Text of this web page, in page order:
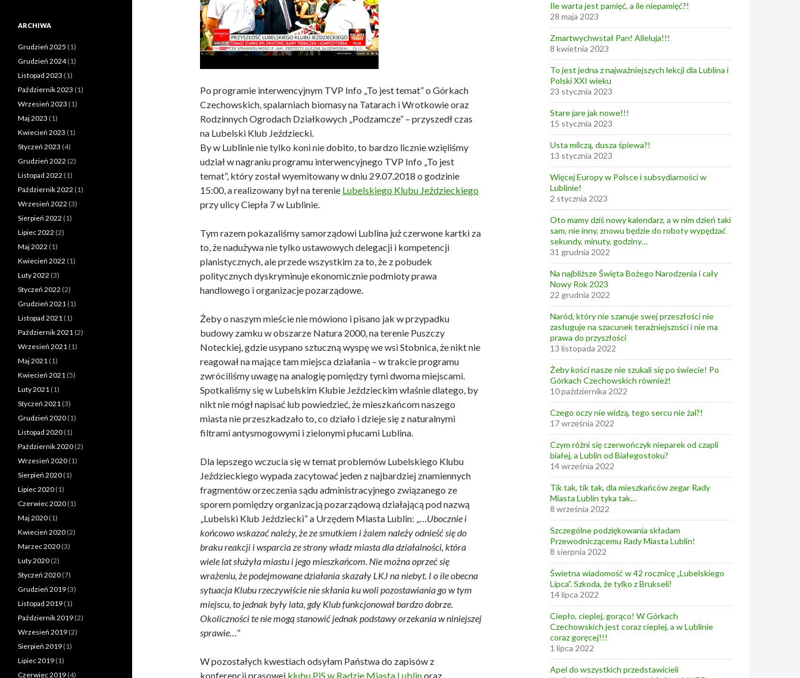
Po programie interwencyjnym TVP Info „To jest temat” o Górkach
Czechowskich, spalarniach biomasy na Tatarach i Wrotkowie oraz
Rodzinnych Ogrodach Działkowych „Podzamcze” – przyszedł czas
na Lubelski Klub Jeździecki.
By w Lublinie nie tylko koni nie dobito, to bardzo licznie wzięliśmy
udział w nagraniu programu interwencyjnego TVP Info „To jest
temat”, który został wyemitowany w dniu 29.07.2018 o godzinie
15:00, a realizowany był na terenie Lubelskiego Klubu Jeździeckiego
przy ulicy Ciepła 7 w Lublinie.
Tym razem pokazaliśmy samorządowi Lublina już czerwone kartki za
to, że nadużywa nie tylko ustawowych delegacji i kompetencji
planistycznych, ale przede wszystkim za to, że z pobudek
politycznych dyskryminuje ekonomicznie podmioty prawa
handlowego i organizacje pozarządowe.
Żeby o naszym mieście nie mówiono i pisano jak w przypadku
budowy zamku w obszarze Natura 2000, na terenie Puszczy
Noteckiej, gdzie usypano sztuczną wyspę we wsi Stobnica, że nikt nie
reagował na mające tam miejsca działania – w trakcie programu
zwróciliśmy uwagę na analogię pomiędzy tymi dwoma miejscami.
Spotkaliśmy się w Lubelskim Klubie Jeździeckim właśnie dlatego, by
nikt nie mógł napisać lub powiedzieć, że mieszkańcom naszego
miasta nie przeszkadzało to, co działo i dzieje się z naturalnymi
filtrami antysmogowymi i zielonymi płucami Lublina.
Dla lepszego wczucia się w temat problemów Lubelskiego Klubu
Jeździeckiego wypada zacytować jeden z najbardziej znamiennych
fragmentów orzeczenia sądu administracyjnego związanego ze
sporem pomiędzy organizacją pozarządową działającą pod nazwą
„Lubelski Klub Jeździecki” a Urzędem Miasta Lublin: „…Ubocznie i
końcowo wskazać należy, że ze smutkiem i żalem należy odnieść się do
braku reakcji i wsparcia ze strony władz miasta dla działalności, która
wiele lat służyła miastu i jego mieszkańcom. Nie można oprzeć się
wrażeniu, że podejmowane działania skazały LKJ na niebyt. I o ile obecna
sytuacja Klubu rzeczywiście nie skłania ku woli pozostawiania go w tym
miejscu, to jednak były lata, gdy Klub funkcjonował bardzo dobrze.
Okoliczności te nie mogą stanowić jednak podstawy orzekania w niniejszej
sprawie…”
W pozostałych kwestiach odsyłam Państwa do zapisów z
konferencji prasowej klubu PiS w Radzie Miasta Lublinoraz
Ile warta jest pamięć, a ile niepamięć?!
28 maja 2023
Zmartwychwstał Pan! Alleluja!!!
8 kwietnia 2023
To jest jedna z najważniejszych lekcji dla Lublina i
Polski XXI wieku
23 stycznia 2023
Stare jare jak nowe!!!
15 stycznia 2023
Usta milczą, dusza śpiewa?!
13 stycznia 2023
Więcej Europy w Polsce i subsydiarności w
Lublinie!
2 stycznia 2023
Oto mamy dziś nowy kalendarz, a w nim dzień taki
sam, nie inny, znowu będzie do roboty wypędzać
sekundy, minuty, godziny…
31 grudnia 2022
Na najbliższe Święta Bożego Narodzenia i cały
Nowy Rok 2023
22 grudnia 2022
Naród, który nie szanuje swej przeszłości nie
zasługuje na szacunek teraźniejszości i nie ma
prawa do przyszłości
13 listopada 2022
Żeby kości nasze nie szukali się po świecie! Po
Górkach Czechowskich również!
10 października 2022
Czego oczy nie widzą, tego sercu nie żal?!
17 września 2022
Czym różni się czerwończyk nieparek od czapli
białej, a Lublin od Białegostoku?
14 września 2022
Tik tak, tik tak, dla mieszkańców zegar Rady
Miasta Lublin tyka tak…
8 września 2022
Szczególne podziękowania składam
Przewodniczącemu Rady Miasta Lublin!
8 sierpnia 2022
Świetna wiadomość w 42 rocznicę „Lubelskiego
Lipca”. Szkoda, że tylko z Brukseli!
14 lipca 2022
Ciepło, cieplej, gorąco! W Górkach
Czechowskich jest coraz cieplej, a w Lublinie
coraz goręcej!!!
1 lipca 2022
Apel do wszystkich przedstawicieli
ARCHIWA
Grudzień 2025 (1)
Grudzień 2024(1)
Listopad 2023 (1)
Październik 2023 (1)
Wrzesień 2023 (1)
Maj 2023 (1)
Kwiecień 2023 (1)
Styczeń 2023 (4)
Grudzień 2022 (2)
Listopad 2022 (1)
Październik 2022 (1)
Wrzesień 2022 (3)
Sierpień 2022 (1)
Lipiec 2022 (2)
Maj 2022 (1)
Kwiecień 2022 (1)
Luty 2022 (3)
Styczeń 2022 (2)
Grudzień 2021 (1)
Listopad 2021 (1)
Październik 2021 (2)
Wrzesień 2021 (1)
Maj 2021 (1)
Kwiecień 2021 (5)
Luty 2021 (1)
Styczeń 2021 (3)
Grudzień 2020 (1)
Listopad 2020 (1)
Październik 2020 (2)
Wrzesień 2020 (1)
Sierpień 2020 (1)
Lipiec 2020 (1)
Czerwiec 2020 (1)
Maj 2020 (1)
Kwiecień 2020 (2)
Marzec 2020 (3)
Luty 2020 (2)
Styczeń 2020 (7)
Grudzień 2019 (3)
Listopad 2019 (1)
Październik 2019 (2)
Wrzesień 2019 (2)
Sierpień 2019 (1)
Lipiec 2019 (1)
Czerwiec 2019 (4)